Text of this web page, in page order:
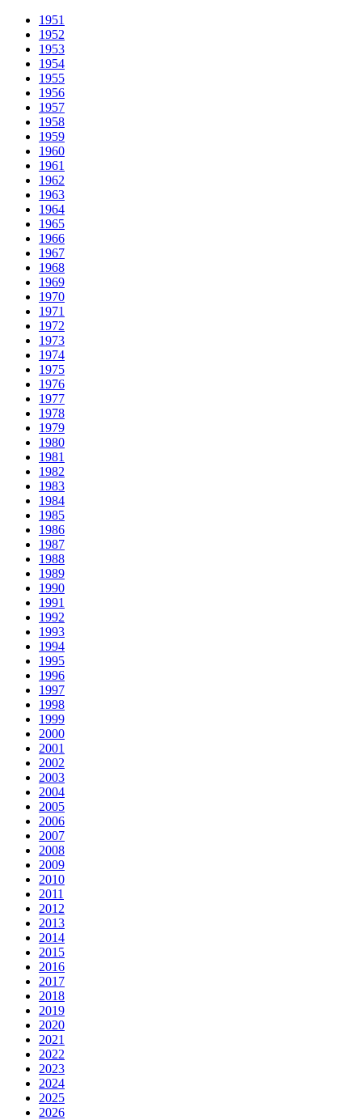
1951
1952
1953
1954
1955
1956
1957
1958
1959
1960
1961
1962
1963
1964
1965
1966
1967
1968
1969
1970
1971
1972
1973
1974
1975
1976
1977
1978
1979
1980
1981
1982
1983
1984
1985
1986
1987
1988
1989
1990
1991
1992
1993
1994
1995
1996
1997
1998
1999
2000
2001
2002
2003
2004
2005
2006
2007
2008
2009
2010
2011
2012
2013
2014
2015
2016
2017
2018
2019
2020
2021
2022
2023
2024
2025
2026